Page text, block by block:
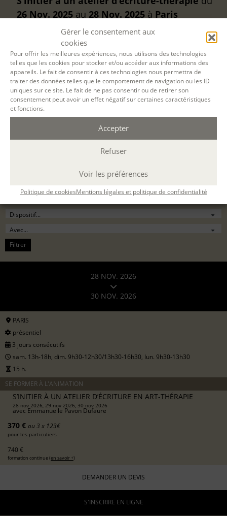
Gérer le consentement aux
cookies
Pour offrir les meilleures expériences, nous utilisons des technologies
telles que les cookies pour stocker et/ou accéder aux informations des
appareils. Le fait de consentir à ces technologies nous permettra de
traiter des données telles que le comportement de navigation ou les ID
uniques sur ce site. Le fait de ne pas consentir ou de retirer son
consentement peut avoir un effet négatif sur certaines caractéristiques
et fonctions.
Accepter
Refuser
Voir les préférences
Politique de cookiesMentions légales et politique de confidentialité
26 Nov. 2025 au 28 Nov. 2025 à Paris
présentiel(Durée : 15 h. ; mercredi. 13h-18h,
jeudi. 9h30-12h30/13h30-16h30, vendredi.
9h30-13h30 )
Désolé, la réservation en ligne pour cette
session de formation est terminée.
Filtrer
28 NOV. 2026
30 NOV. 2026
PARIS
présentiel
3 jours consécutifs
sam. 13h-18h, dim. 9h30-12h30/13h30-16h30, lun. 9h30-13h30
15 h.
SE FORMER À L'ANIMATION
S’INITIER À UN ATELIER D’ÉCRITURE EN ART-THÉRAPIE
28 nov 2026, 29 nov 2026, 30 nov 2026
avec Emmanuelle Pavon Dufaure
370 € ou 3 x 123€
pour les particuliers
740 €
formation continue (en savoir +)
DEMANDER UN DEVIS
S'INSCRIRE EN LIGNE